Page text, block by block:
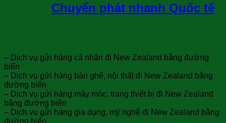
Chuyển phát nhanh Quốc tế
– Dịch vụ gửi hàng cá nhân đi New Zealand bằng đường
biển
– Dịch vụ gửi hàng bàn ghế, nội thất đi New Zealand bằng
đường biển
– Dịch vụ gửi hàng máy móc, trang thiết bị đi New Zealand
bằng đường biển
– Dịch vụ gửi hàng gia dụng, mỹ nghệ đi New Zealand bằng